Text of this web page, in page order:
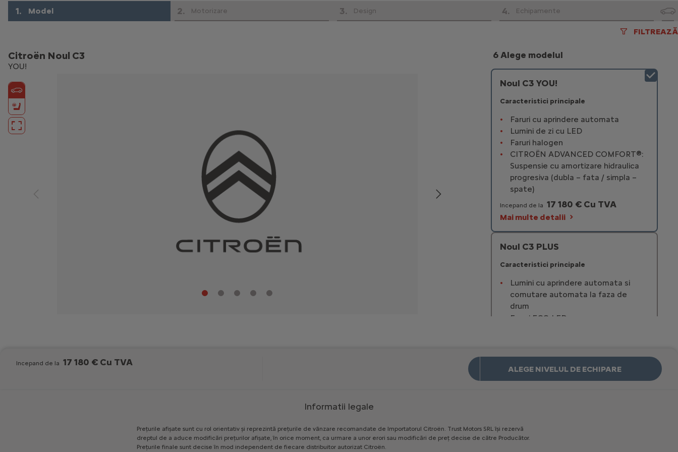
1. Model 2. Motorizare 3. Design 4. Echipamente
FILTREAZĂ
Citroën Noul C3
YOU!
6 Alege modelul
Noul C3 YOU!
Caracteristici principale
Faruri cu aprindere automata
Lumini de zi cu LED
Faruri halogen
CITROËN ADVANCED COMFORT®:
Suspensie cu amortizare hidraulica
progresiva (dubla – fata / simpla –
spate)
Incepand de la 17 180 € Cu TVA
Mai multe detalii
Noul C3 PLUS
Caracteristici principale
Lumini cu aprindere automata si
comutare automata la faza de
drum
Faruri ECO LED
Incepand de la 18 830 € Cu TVA
Mai multe detalii
Lumini cu aprindere automata si
Incepand de la 17 180 € Cu TVA
ALEGE NIVELUL DE ECHIPARE
Informatii legale
Prețurile afișate sunt cu rol orientativ și reprezintă prețurile de vânzare recomandate de Importatorul Citroën. Trust Motors SRL îşi rezervă
dreptul de a aduce modificări prețurilor afișate, în orice moment, ca urmare a unor erori sau modificări de preț decise de către Producător.
Prețurile finale sunt decise în mod independent de fiecare distribuitor autorizat Citroën.